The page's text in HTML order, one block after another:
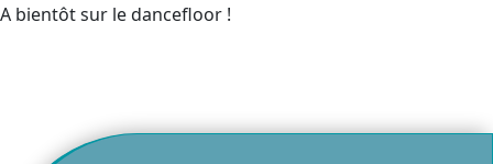
A bientôt sur le dancefloor !